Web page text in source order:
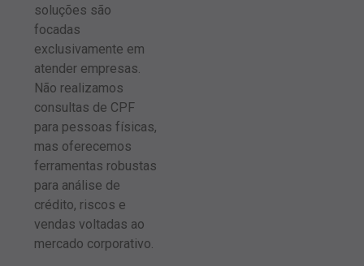
soluções são
focadas
exclusivamente em
atender empresas.
Não realizamos
consultas de CPF
para pessoas físicas,
mas oferecemos
ferramentas robustas
para análise de
crédito, riscos e
vendas voltadas ao
mercado corporativo.